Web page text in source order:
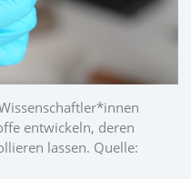
entwickeln, deren
lassen. Quelle: